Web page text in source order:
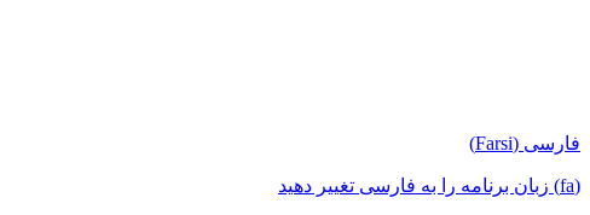
فارسی (Farsi)
(fa) زبان برنامه را به فارسی تغییر دهید